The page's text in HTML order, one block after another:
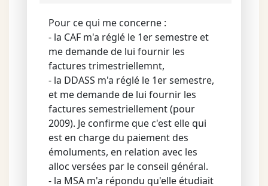
Pour ce qui me concerne :
- la CAF m'a réglé le 1er semestre et
me demande de lui fournir les
factures trimestriellemnt,
- la DDASS m'a réglé le 1er semestre,
et me demande de lui fournir les
factures semestriellement (pour
2009). Je confirme que c'est elle qui
est en charge du paiement des
émoluments, en relation avec les
alloc versées par le conseil général.
- la MSA m'a répondu qu'elle étudiait